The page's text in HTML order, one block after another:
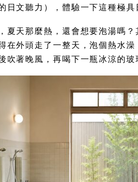
日文聽力），體驗一下這種極
夏天那麼熱，還會想要泡湯嗎
在外頭走了一整天，泡個熱水
吹著晚風，再喝下一瓶冰涼的